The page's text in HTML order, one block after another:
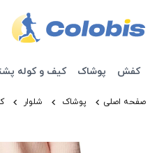
کفش پوشاک کیف و کوله
صفحه اصلی پوشاک شلوار